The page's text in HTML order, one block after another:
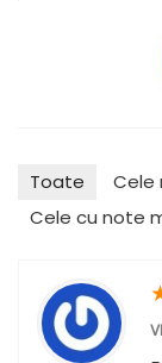
Toate Cele
Cele cu note